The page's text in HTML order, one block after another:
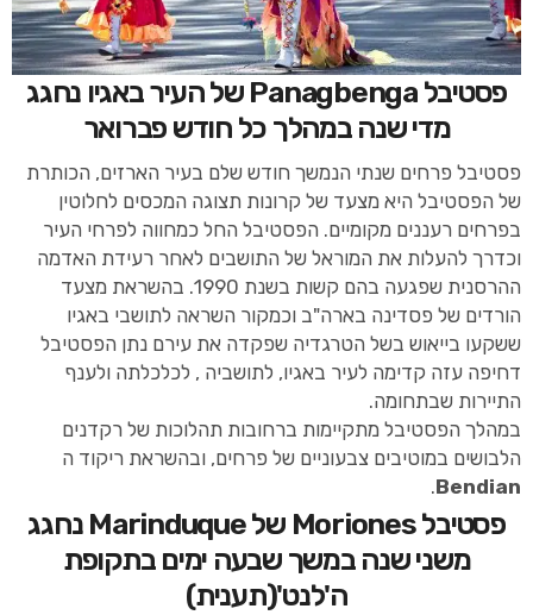
פסטיבל Panagbenga של העיר באגיו נחגג
מדי שנה במהלך כל חודש פברואר
פסטיבל פרחים שנתי הנמשך חודש שלם בעיר הארזים, הכותרת
של הפסטיבל היא מצעד של קרונות תצוגה המכסים לחלוטין
בפרחים רעננים מקומיים. הפסטיבל החל כמחווה לפרחי העיר
וכדרך להעלות את המוראל של התושבים לאחר רעידת האדמה
ההרסנית שפגעה בהם קשות בשנת 1990. בהשראת מצעד
הורדים של פסדינה בארה"ב וכמקור השראה לתושבי באגיו
ששקעו בייאוש בשל הטרגדיה שפקדה את עירם נתן הפסטיבל
דחיפה עזה קדימה לעיר באגיו, לתושביה , לכלכלתה ולענף
התיירות שבתחומה.
במהלך הפסטיבל מתקיימות ברחובות תהלוכות של רקדנים
הלבושים במוטיבים צבעוניים של פרחים, ובהשראת ריקוד ה
Bendian
.
פסטיבל Moriones של Marinduque נחגג
משני שנה במשך שבעה ימים בתקופת
ה'לנט'(תענית)